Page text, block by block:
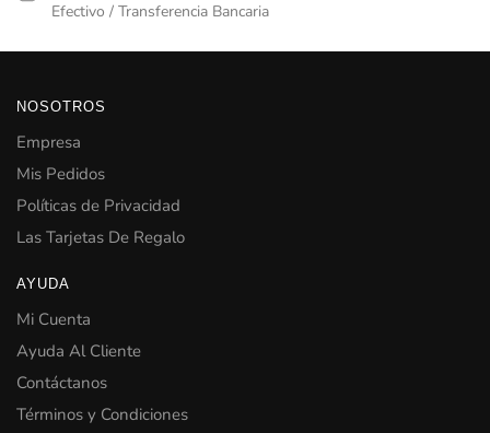
Efectivo / Transferencia Bancaria
NOSOTROS
Empresa
Mis Pedidos
Políticas de Privacidad
Las Tarjetas De Regalo
AYUDA
Mi Cuenta
Ayuda Al Cliente
Contáctanos
Términos y Condiciones